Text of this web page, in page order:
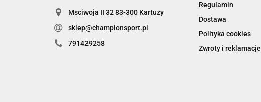
Msciwoja II 32 83-300 Kartuzy
sklep@championsport.pl
791429258
Regulamin
Dostawa
Polityka cookies
Zwroty i reklamacje